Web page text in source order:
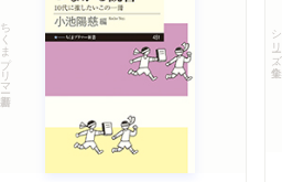
ちくまプリマー新書 シリーズ・全集